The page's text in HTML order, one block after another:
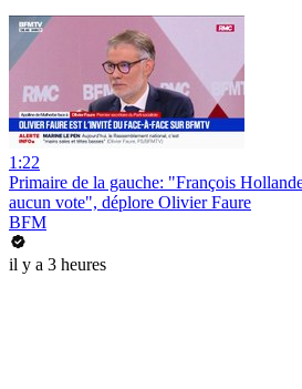
1:22
Primaire de la gauche: "François
aucun vote", déplore Olivier Faure
BFM
il y a 3 heures